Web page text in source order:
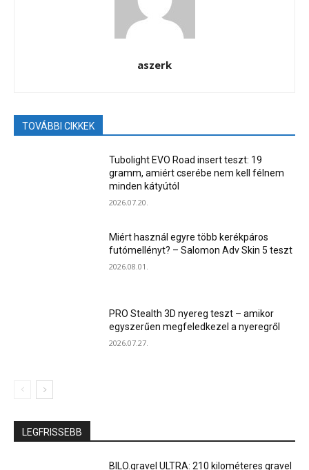
aszerk
TOVÁBBI CIKKEK
Tubolight EVO Road insert teszt: 19
gramm, amiért cserébe nem kell félnem
minden kátyútól
2026.07.20.
Miért használ egyre több kerékpáros
futómellényt? – Salomon Adv Skin 5 teszt
2026.08.01.
PRO Stealth 3D nyereg teszt – amikor
egyszerűen megfeledkezel a nyeregről
2026.07.27.
LEGFRISSEBB
BILO.gravel ULTRA: 210 kilométeres gravel